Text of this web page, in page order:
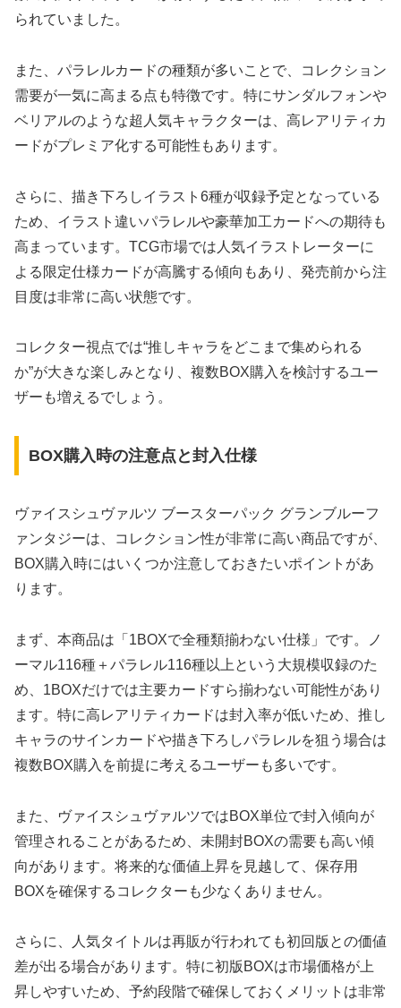
られていました。
また、パラレルカードの種類が多いことで、コレクション
需要が一気に高まる点も特徴です。特にサンダルフォンや
ベリアルのような超人気キャラクターは、高レアリティカ
ードがプレミア化する可能性もあります。
さらに、描き下ろしイラスト6種が収録予定となっている
ため、イラスト違いパラレルや豪華加工カードへの期待も
高まっています。TCG市場では人気イラストレーターに
よる限定仕様カードが高騰する傾向もあり、発売前から注
目度は非常に高い状態です。
コレクター視点では“推しキャラをどこまで集められる
か”が大きな楽しみとなり、複数BOX購入を検討するユー
ザーも増えるでしょう。
BOX購入時の注意点と封入仕様
ヴァイスシュヴァルツ ブースターパック グランブルーフ
ァンタジーは、コレクション性が非常に高い商品ですが、
BOX購入時にはいくつか注意しておきたいポイントがあ
ります。
まず、本商品は「1BOXで全種類揃わない仕様」です。ノ
ーマル116種＋パラレル116種以上という大規模収録のた
め、1BOXだけでは主要カードすら揃わない可能性があり
ます。特に高レアリティカードは封入率が低いため、推し
キャラのサインカードや描き下ろしパラレルを狙う場合は
複数BOX購入を前提に考えるユーザーも多いです。
また、ヴァイスシュヴァルツではBOX単位で封入傾向が
管理されることがあるため、未開封BOXの需要も高い傾
向があります。将来的な価値上昇を見越して、保存用
BOXを確保するコレクターも少なくありません。
さらに、人気タイトルは再販が行われても初回版との価値
差が出る場合があります。特に初版BOXは市場価格が上
昇しやすいため、予約段階で確保しておくメリットは非常